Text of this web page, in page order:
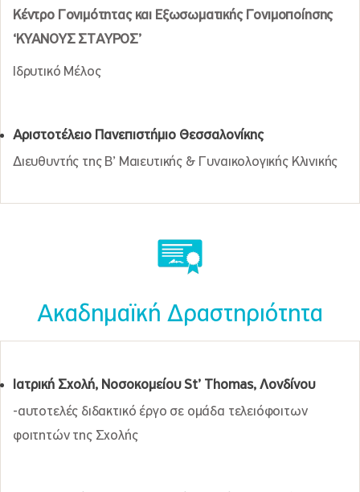
Κέντρο Γονιμότητας και Εξωσωματικής Γονιμοποίησης
‘ΚΥΑΝΟΥΣ ΣΤΑΥΡΟΣ’
Ιδρυτικό Μέλος
Αριστοτέλειο Πανεπιστήμιο Θεσσαλονίκης
Διευθυντής της Β’ Μαιευτικής & Γυναικολογικής Κλινικής
Ακαδημαϊκή Δραστηριότητα
Ιατρική Σχολή, ΝοσοκομείουSt’ Thomas, Λονδίνου
-αυτοτελές διδακτικό έργο σε ομάδα τελειόφοιτων
φοιτητών της Σχολής